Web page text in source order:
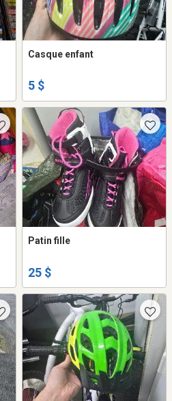
Casque enfant
5 $
Patin fille
25 $